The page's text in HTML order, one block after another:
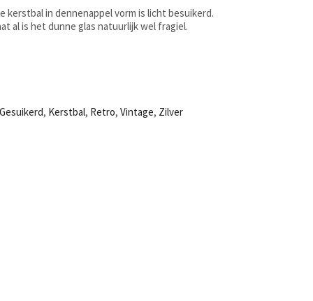
kerstbal in dennenappel vorm is licht besuikerd.
al is het dunne glas natuurlijk wel fragiel.
Gesuikerd, Kerstbal, Retro,Vintage, Zilver